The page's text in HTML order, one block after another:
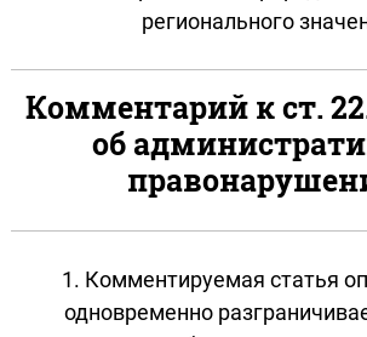
регионального
Комментарий к ст.
об
1. Комментируемая статья
одновременно